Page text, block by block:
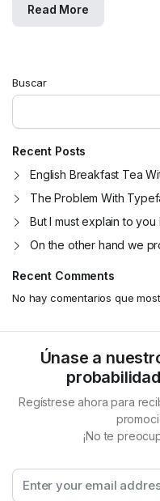
Read More
Buscar
Recent Posts
English Breakfast Tea
The Problem With
But I must explain to
On the other hand we
Recent Comments
No hay comentarios que
Únase a
Regístrese ahora para
¡No te